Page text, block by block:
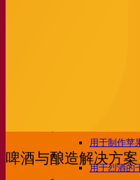
苹果酒
用于制作苹
烈酒
用于烈酒的
啤酒与酿造解决方案